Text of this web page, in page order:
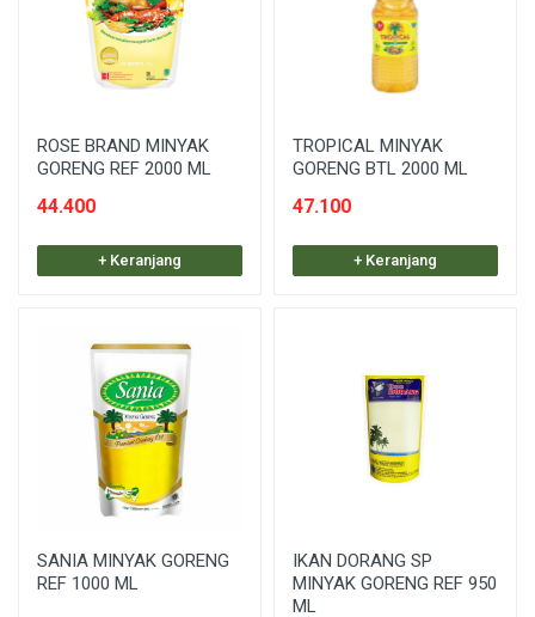
ROSE BRAND MINYAK
GORENG REF 2000 ML
44.400
+ Keranjang
TROPICAL MINYAK
GORENG BTL 2000 ML
47.100
+ Keranjang
SANIA MINYAK GORENG
REF 1000 ML
IKAN DORANG SP
MINYAK GORENG REF 950
ML